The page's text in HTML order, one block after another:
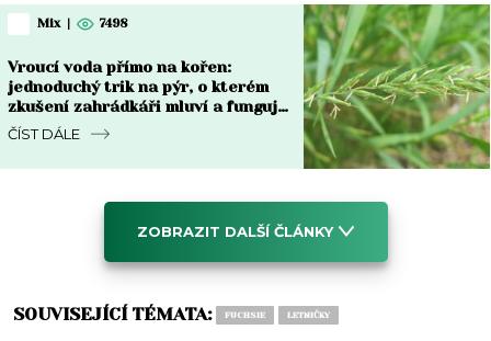
Mix 7498
Vroucí voda přímo na kořen:
jednoduchý trik na pýr, o kterém
zkušení zahrádkáři mluví a funguje
do týdne
ČÍST DÁLE
ZOBRAZIT DALŠÍ ČLÁNKY
SOUVISEJÍCÍ TÉMATA: FUCHSIE LETNIČKY